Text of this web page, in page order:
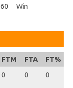
60 Win
FTM FTA FT%
0 0 0